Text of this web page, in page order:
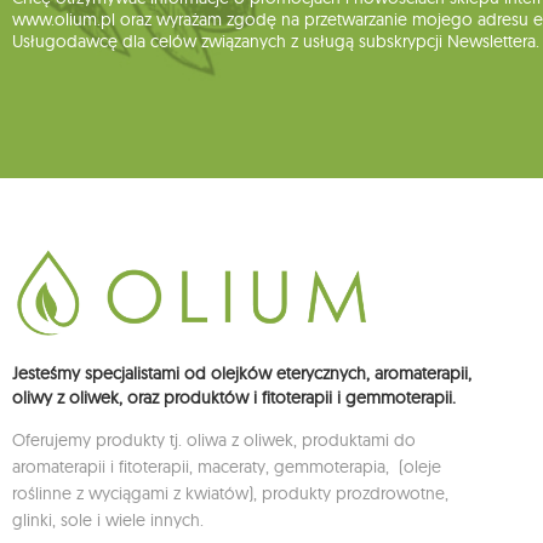
www.olium.pl oraz wyrażam zgodę na przetwarzanie mojego adresu
Usługodawcę dla celów związanych z usługą subskrypcji Newslettera.
Jesteśmy specjalistami od olejków eterycznych, aromaterapii,
oliwy z oliwek, oraz produktów i fitoterapii i gemmoterapii.
Oferujemy produkty tj. oliwa z oliwek, produktami do
aromaterapii i fitoterapii, maceraty, gemmoterapia, (oleje
roślinne z wyciągami z kwiatów), produkty prozdrowotne,
glinki, sole i wiele innych.